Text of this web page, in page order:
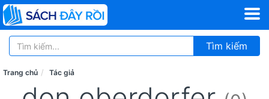
Tìm kiếm
Trang chủ Tác giả